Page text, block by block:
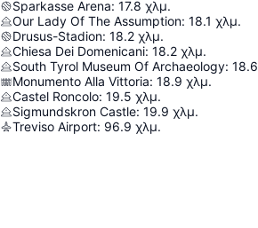
Sparkasse Arena: 17.8 χλμ.
Our Lady Of The Assumption: 18.1 χλμ.
Drusus-Stadion: 18.2 χλμ.
Chiesa Dei Domenicani: 18.2 χλμ.
South Tyrol Museum Of Archaeology: 18.6
Monumento Alla Vittoria: 18.9 χλμ.
Castel Roncolo: 19.5 χλμ.
Sigmundskron Castle: 19.9 χλμ.
Treviso Airport: 96.9 χλμ.